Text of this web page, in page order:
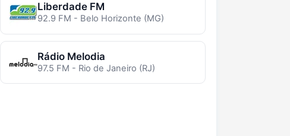
Liberdade FM
92.9 FM - Belo Horizonte (MG)
Rádio Melodia
97.5 FM - Rio de Janeiro (RJ)